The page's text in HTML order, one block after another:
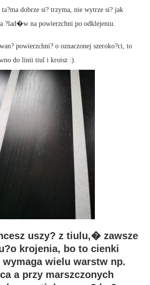
dobrze si? trzyma, nie wytrze si? jak
?lad�w na powierzchni po odklejeniu.
powierzchni? o oznaczonej szeroko?ci, to
do linii tiul i kroisz :).
uszy? z tiulu,� zawsze
krojenia, bo to cienki
wymaga wielu warstw np.
a przy marszczonych